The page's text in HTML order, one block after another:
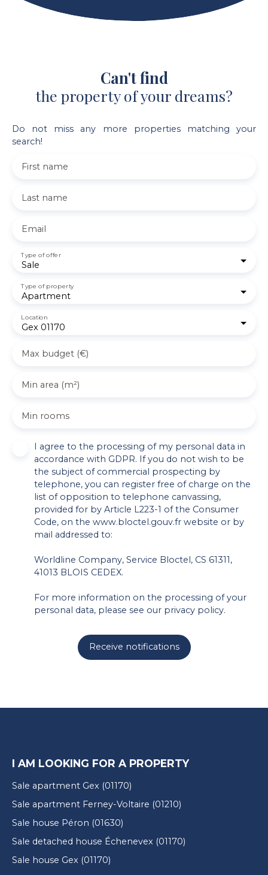
Can't find
the property of your dreams?
Do not miss any more properties matching your
search!
First name
Last name
Email
Sale
Type of offer
Apartment
Type of property
Gex 01170
Location
Max budget (€)
Min area (m²)
Min rooms
I agree to the processing of my personal data in
accordance with GDPR. If you do not wish to be
the subject of commercial prospecting by
telephone, you can register free of charge on the
list of opposition to telephone canvassing,
provided for by Article L223-1 of the Consumer
Code, on the www.bloctel.gouv.fr website or by
mail addressed to:
Worldline Company, Service Bloctel, CS 61311,
41013 BLOIS CEDEX.
For more information on the processing of your
personal data, please see our privacy policy.
Receive notifications
I AM LOOKING FOR A PROPERTY
Sale apartment Gex (01170)
Sale apartment Ferney-Voltaire (01210)
Sale house Péron (01630)
Sale detached house Échenevex (01170)
Sale house Gex (01170)